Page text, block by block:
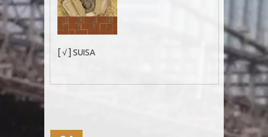
[ √ ] SUISA